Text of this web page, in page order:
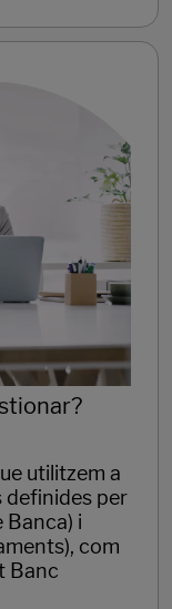
utilitzem a
definides per
Banca) i
com
Banc